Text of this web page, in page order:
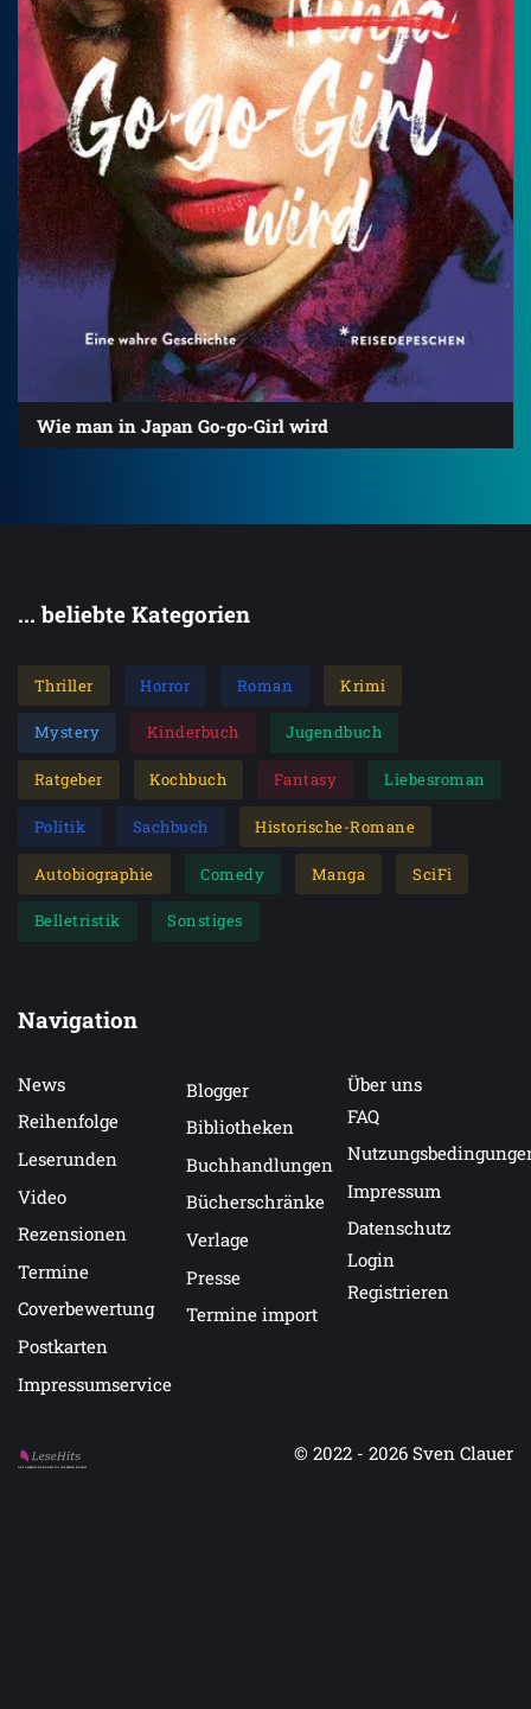
Wie man in Japan Go-go-Girl wird
... beliebte Kategorien
Thriller Horror Roman Krimi
Mystery Kinderbuch Jugendbuch
Ratgeber Kochbuch Fantasy Liebesroman
Politik Sachbuch Historische-Romane
Autobiographie Comedy Manga SciFi
Belletristik Sonstiges
Navigation
News
Reihenfolge
Leserunden
Video
Rezensionen
Termine
Coverbewertung
Postkarten
Impressumservice
Blogger
Bibliotheken
Buchhandlungen
Bücherschränke
Verlage
Presse
Termine import
Über uns
FAQ
Impressum
Datenschutz
Login
Registrieren
Auf LeseHits.de findest Du die besten Bücher.
© 2022 - 2026 Sven Clauer